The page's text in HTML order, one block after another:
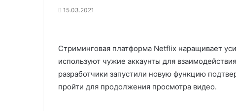
15.03.2021
Стриминговая платформа Netflix наращивает
используют чужие аккаунты для
разработчики запустили новую функцию
пройти для продолжения просмотра видео.